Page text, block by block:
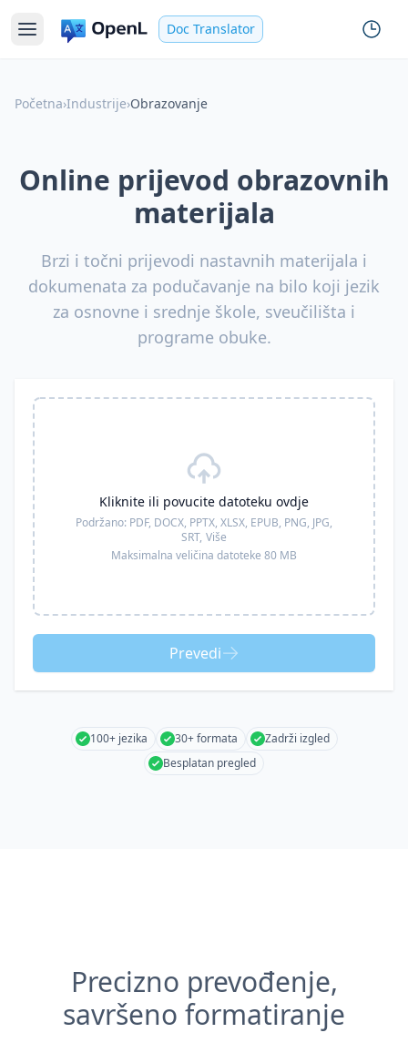
Doc Translator
Početna›Industrije›Obrazovanje
Online prijevod obrazovnih
materijala
Brzi i točni prijevodi nastavnih materijala i
dokumenata za podučavanje na bilo koji jezik
za osnovne i srednje škole, sveučilišta i
programe obuke.
Kliknite ili povucite datoteku ovdje
Podržano: PDF, DOCX, PPTX, XLSX, EPUB, PNG, JPG,
SRT, Više
Maksimalna veličina datoteke 80 MB
Prevedi
100+ jezika 30+ formata
Zadrži izgled
Besplatan pregled
Precizno prevođenje,
savršeno formatiranje